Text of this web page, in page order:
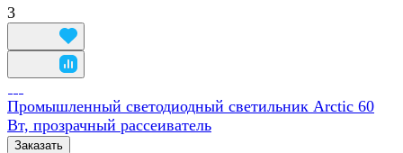
3
Промышленный светодиодный светильник Arctic 60
Вт, прозрачный рассеиватель
Заказать